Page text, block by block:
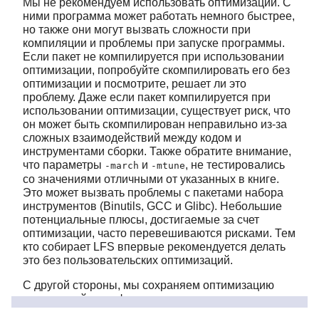
ними программа может работать немного быстрее,
но также они могут вызвать сложности при
компиляции и проблемы при запуске программы.
Если пакет не компилируется при использовании
оптимизации, попробуйте скомпилировать его без
оптимизации и посмотрите, решает ли это
проблему. Даже если пакет компилируется при
использовании оптимизации, существует риск, что
он может быть скомпилирован неправильно из-за
сложных взаимодействий между кодом и
инструментами сборки. Также обратите внимание,
что параметры -march и -mtune, не тестировались
со значениями отличными от указанных в книге.
Это может вызвать проблемы с пакетами набора
инструментов (Binutils, GCC и Glibc). Небольшие
потенциальные плюсы, достигаемые за счет
оптимизации, часто перевешиваются рисками. Тем
кто собирает LFS впервые рекомендуется делать
это без пользовательских оптимизаций.
С другой стороны, мы сохраняем оптимизацию
включенной в конфигурации пакетов по